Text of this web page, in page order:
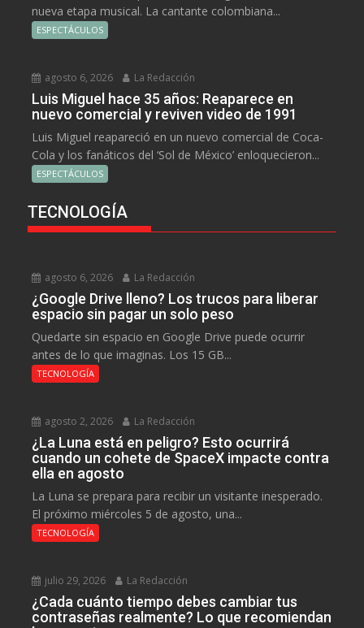
nueva etapa musical. La cantante colombiana...
ESPECTÁCULOS
agosto 6, 2026 La Redacción
Luis Miguel hace 35 años: Reaparece en
nuevo comercial y reviven video de 1991
Luis Miguel reapareció en un nuevo comercial de Coca-
Cola y los fanáticos del ‘Sol de México’ enloquecieron...
ESPECTÁCULOS
TECNOLOGÍA
agosto 6, 2026 La Redacción
¿Google Drive lleno? Los trucos para liberar
espacio sin pagar un solo peso
Quedarte sin espacio en Google Drive puede ocurrir
antes de lo que imaginas. Los 15 GB...
TECNOLOGÍA
agosto 2, 2026 La Redacción
¿La Luna está en peligro? Esto ocurrirá
cuando un cohete de SpaceX impacte contra
ella en agosto
La Luna se prepara para recibir un visitante inesperado.
El próximo miércoles 5 de agosto, una...
TECNOLOGÍA
julio 29, 2026 La Redacción
¿Cada cuánto tiempo debes cambiar tus
contraseñas realmente? Lo que recomiendan